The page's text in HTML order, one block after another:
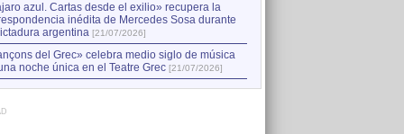
azul. Cartas desde el exilio» recupera la
inédita de Mercedes Sosa durante
argentina [21/07/2026]
del Grec» celebra medio siglo de música
noche única en el Teatre Grec [21/07/2026]